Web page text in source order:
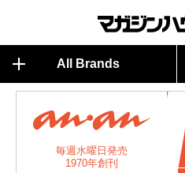
All Brands
毎週水曜日発売
1970年創刊